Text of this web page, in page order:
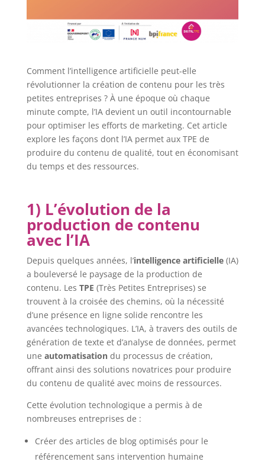
Comment l’intelligence artificielle peut-elle
révolutionner la création de contenu pour les très
petites entreprises ? À une époque où chaque
minute compte, l’IA devient un outil incontournable
pour optimiser les efforts de marketing. Cet article
explore les façons dont l’IA permet aux TPE de
produire du contenu de qualité, tout en économisant
du temps et des ressources.
1) L’évolution de la
production de contenu
avec l’IA
Depuis quelques années, l’intelligence artificielle(IA)
a bouleversé le paysage de la production de
contenu. Les TPE (Très Petites Entreprises) se
trouvent à la croisée des chemins, où la nécessité
d’une présence en ligne solide rencontre les
avancées technologiques. L’IA, à travers des outils de
génération de texte et d’analyse de données, permet
une automatisationdu processus de création,
offrant ainsi des solutions novatrices pour produire
du contenu de qualité avec moins de ressources.
Cette évolution technologique a permis à de
nombreuses entreprises de :
Créer des articles de blog optimisés pour le
référencement sans intervention humaine